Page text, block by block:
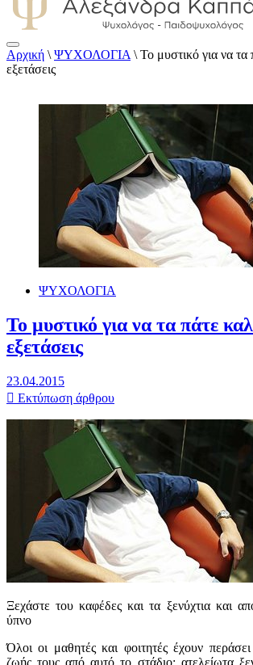
Αλεξάνδρα Καππάτου
Παιδοψυχολόγος
Αρχική \ ΨΥΧΟΛΟΓΙΑ \ Το μυστικό για να τα
εξετάσεις
ΨΥΧΟΛΟΓΙΑ
Το μυστικό για να τα πάτε
εξετάσεις
23.04.2015
Εκτύπωση άρθρου
Ξεχάστε του καφέδες και τα ξενύχτια και
ύπνο
Όλοι οι μαθητές και φοιτητές έχουν
ζωής τους από αυτό το στάδιο: ατελείωτα